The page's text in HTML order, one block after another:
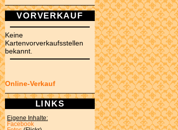
VORVERKAUF
Keine
Kartenvorverkaufsstellen
bekannt.
Online-Verkauf
LINKS
Eigene Inhalte:
Facebook